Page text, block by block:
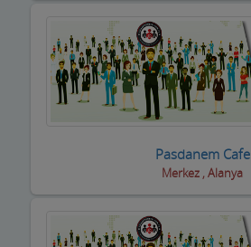
Tatto Dövme Piercing
Tavuk ve Yumurta
Tekstil Mağazaları
Telefon ve Telekominasyon Hiz.
Temizlik Firmaları
Tercüme ve Danışmanlık Büroları
Pasdanem Cafe
Merkez , Alanya